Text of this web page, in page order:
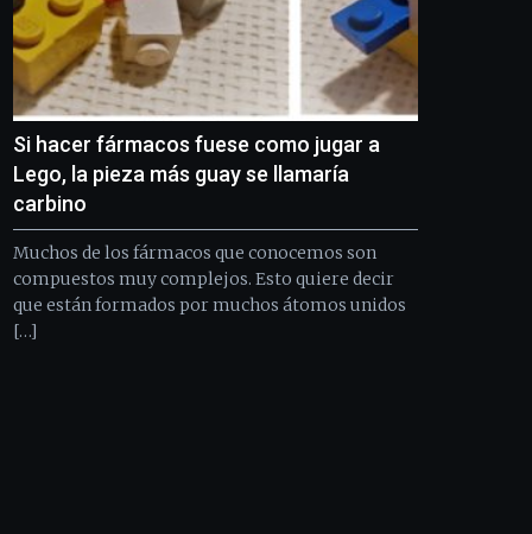
Si hacer fármacos fuese como jugar a
Lego, la pieza más guay se llamaría
carbino
Muchos de los fármacos que conocemos son
compuestos muy complejos. Esto quiere decir
que están formados por muchos átomos unidos
[…]